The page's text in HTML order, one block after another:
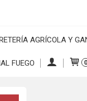
AGRÍCOLA Y
FUEGO